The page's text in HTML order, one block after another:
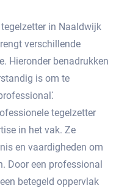
in Naaldwijk
verschillende
Hieronder benadrukken
is om te
tegelzetter
in het vak.​ Ze
en vaardigheden om
Door een professional
betegeld oppervlak